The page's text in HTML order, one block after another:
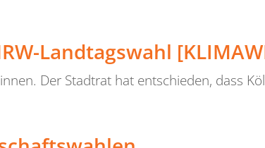
Landtagswahl
Der Stadtrat hat entschieden, dass